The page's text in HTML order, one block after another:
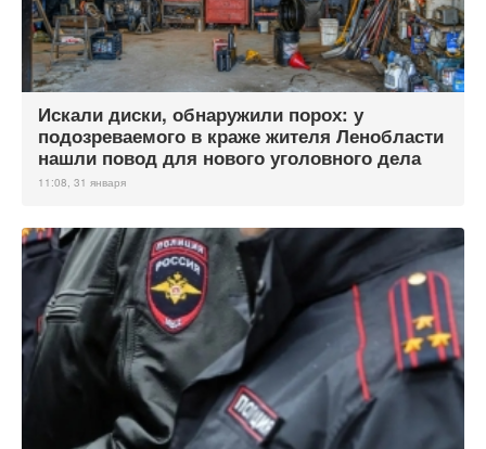
Искали диски, обнаружили порох: у
подозреваемого в краже жителя Ленобласти
нашли повод для нового уголовного дела
11:08, 31 января